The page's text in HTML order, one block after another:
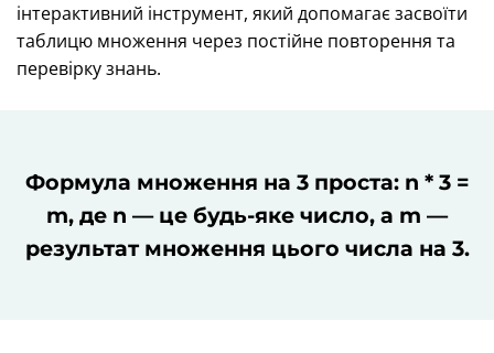
інтерактивний інструмент, який допомагає засвоїти
таблицю множення через постійне повторення та
перевірку знань.
Формула множення на 3 проста: n * 3 =
m, де n — це будь-яке число, а m —
результат множення цього числа на 3.